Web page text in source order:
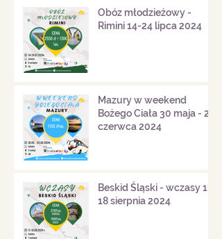
Obóz młodzieżowy -
Rimini 14-24 lipca 2024
Mazury w weekend
Bożego Ciała 30 maja - 2
czerwca 2024
Beskid Śląski - wczasy 11-
18 sierpnia 2024